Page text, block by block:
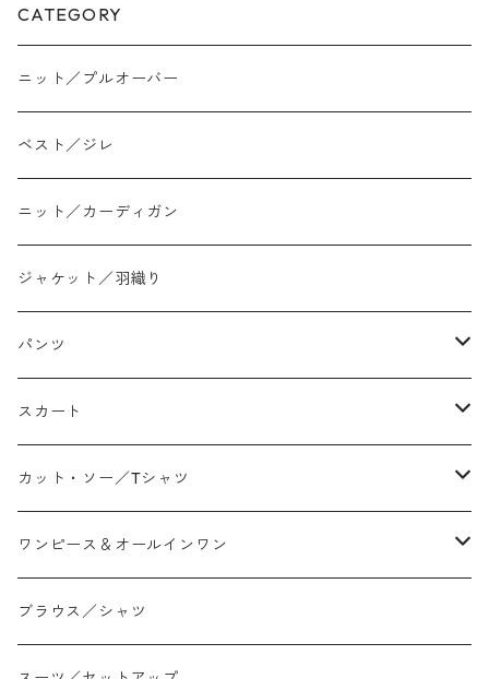
CATEGORY
ニット／プルオーバー
ベスト／ジレ
ニット／カーディガン
ジャケット／羽織り
パンツ
テーパード
ワイド
スリム/スキニー
ジョガー
スカート
ストレート/タイト
フレア
アシンメトリー/切り替え
カット・ソー／Tシャツ
Tシャツ
ロンtee
ワンピース＆オールインワン
ワンピース
ブラウス／シャツ